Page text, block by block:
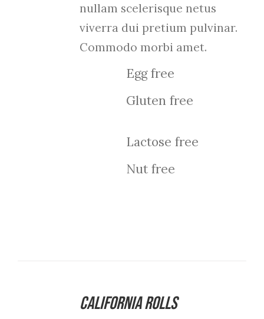
nullam scelerisque netus
viverra dui pretium pulvinar.
Commodo morbi amet.
Egg free
Gluten free
Lactose free
Nut free
California Rolls